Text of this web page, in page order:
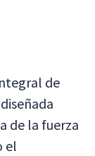
de
de la fuerza
el